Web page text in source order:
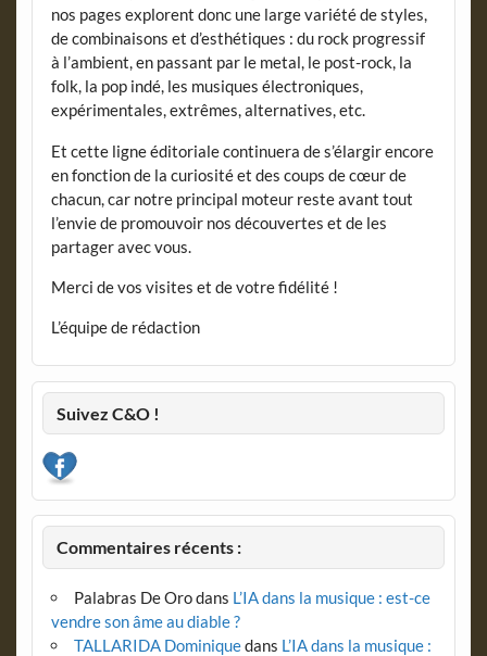
nos pages explorent donc une large variété de styles,
de combinaisons et d’esthétiques : du rock progressif
à l’ambient, en passant par le metal, le post-rock, la
folk, la pop indé, les musiques électroniques,
expérimentales, extrêmes, alternatives, etc.
Et cette ligne éditoriale continuera de s’élargir encore
en fonction de la curiosité et des coups de cœur de
chacun, car notre principal moteur reste avant tout
l’envie de promouvoir nos découvertes et de les
partager avec vous.
Merci de vos visites et de votre fidélité !
L’équipe de rédaction
Suivez C&O !
Commentaires récents :
Palabras De Orodans L’IA dans la musique : est-ce
vendre son âme au diable ?
TALLARIDA Dominiquedans L’IA dans la musique :